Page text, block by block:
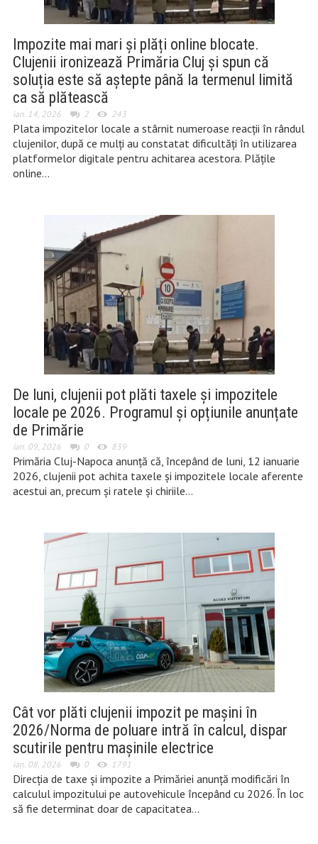
Impozite mai mari și plăți online blocate.
Clujenii ironizează Primăria Cluj și spun că
soluția este să aștepte până la termenul limită
ca să plătească
ian. 14, 2026 2 243
Plata impozitelor locale a stârnit numeroase reacții în rândul
clujenilor, după ce mulți au constatat dificultăți în utilizarea
platformelor digitale pentru achitarea acestora. Plățile
online…
De luni, clujenii pot plăti taxele și impozitele
locale pe 2026. Programul și opțiunile anunțate
de Primărie
ian. 09, 2026 0 839
Primăria Cluj-Napoca anunță că, începând de luni, 12 ianuarie
2026, clujenii pot achita taxele și impozitele locale aferente
acestui an, precum și ratele și chiriile…
Cât vor plăti clujenii impozit pe mașini în
2026/Norma de poluare intră în calcul, dispar
scutirile pentru mașinile electrice
ian. 08, 2026 0 1791
Direcția de taxe și impozite a Primăriei anunță modificări în
calculul impozitului pe autovehicule începând cu 2026. În loc
să fie determinat doar de capacitatea…